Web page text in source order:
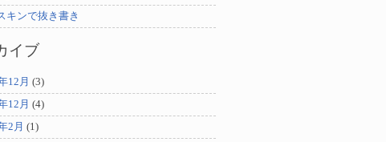
キンで抜き書き
イブ
12月 (3)
12月 (4)
2月 (1)